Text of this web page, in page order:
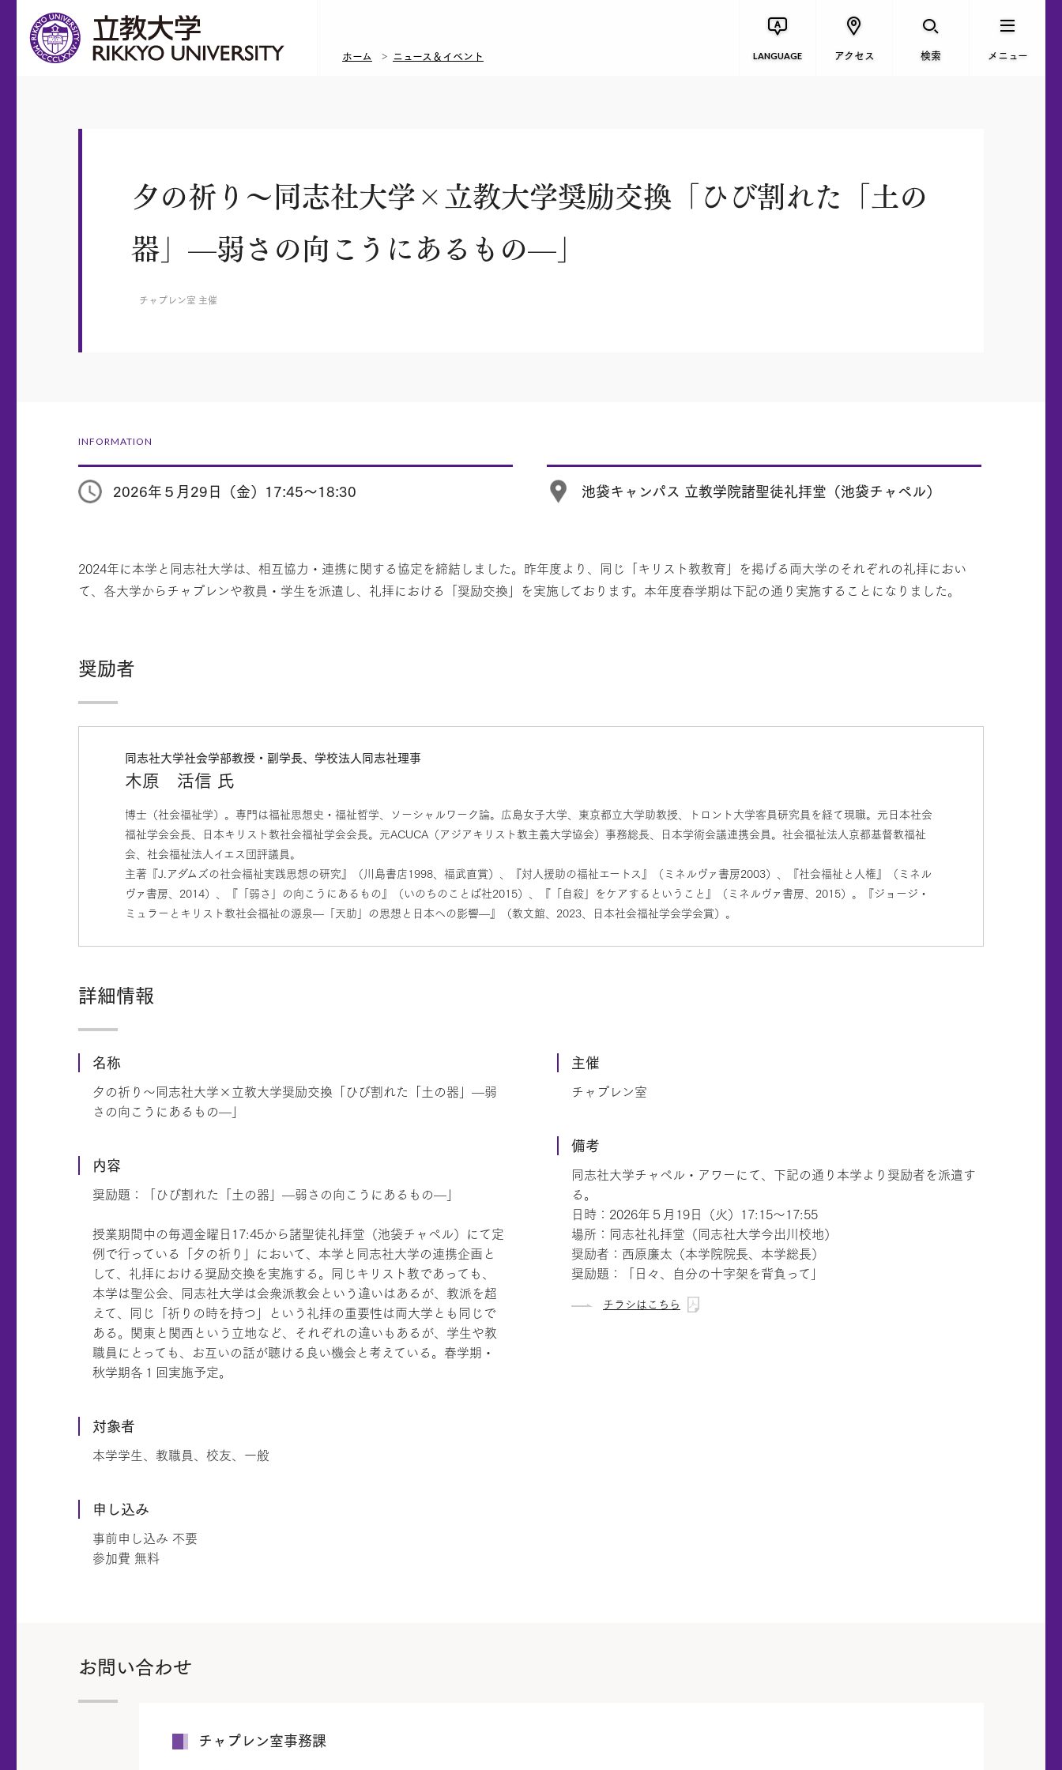
ホーム ニュース＆イベント LANGUAGE アクセス 検索 メニュー
夕の祈り～同志社大学×立教大学奨励交換「ひび割れた「土の
器」—弱さの向こうにあるもの—」
チャプレン室 主催
INFORMATION
2026年５月29日（金）17:45～18:30 池袋キャンパス 立教学院諸聖徒礼拝堂（池袋チャペル）
2024年に本学と同志社大学は、相互協力・連携に関する協定を締結しました。昨年度より、同じ「キリスト教教育」を掲げる両大学のそれぞれの礼拝におい
て、各大学からチャプレンや教員・学生を派遣し、礼拝における「奨励交換」を実施しております。本年度春学期は下記の通り実施することになりました。
奨励者
同志社大学社会学部教授・副学長、学校法人同志社理事
木原 活信 氏
博士（社会福祉学）。専門は福祉思想史・福祉哲学、ソーシャルワーク論。広島女子大学、東京都立大学助教授、トロント大学客員研究員を経て現職。元日本社会
福祉学会会長、日本キリスト教社会福祉学会会長。元ACUCA（アジアキリスト教主義大学協会）事務総長、日本学術会議連携会員。社会福祉法人京都基督教福祉
会、社会福祉法人イエス団評議員。
主著『J.アダムズの社会福祉実践思想の研究』（川島書店1998、福武直賞）、『対人援助の福祉エートス』（ミネルヴァ書房2003）、『社会福祉と人権』（ミネル
ヴァ書房、2014）、『「弱さ」の向こうにあるもの』（いのちのことば社2015）、『「自殺」をケアするということ』（ミネルヴァ書房、2015）。『ジョージ・
ミュラーとキリスト教社会福祉の源泉—「天助」の思想と日本への影響—』（教文館、2023、日本社会福祉学会学会賞）。
詳細情報
名称
夕の祈り～同志社大学×立教大学奨励交換「ひび割れた「土の器」—弱
さの向こうにあるもの—」
内容
奨励題：「ひび割れた「土の器」—弱さの向こうにあるもの—」
授業期間中の毎週金曜日17:45から諸聖徒礼拝堂（池袋チャペル）にて定
例で行っている「夕の祈り」において、本学と同志社大学の連携企画と
して、礼拝における奨励交換を実施する。同じキリスト教であっても、
本学は聖公会、同志社大学は会衆派教会という違いはあるが、教派を超
えて、同じ「祈りの時を持つ」という礼拝の重要性は両大学とも同じで
ある。関東と関西という立地など、それぞれの違いもあるが、学生や教
職員にとっても、お互いの話が聴ける良い機会と考えている。春学期・
秋学期各１回実施予定。
対象者
本学学生、教職員、校友、一般
申し込み
事前申し込み 不要
参加費 無料
主催
チャプレン室
備考
同志社大学チャペル・アワーにて、下記の通り本学より奨励者を派遣す
る。
日時：2026年５月19日（火）17:15～17:55
場所：同志社礼拝堂（同志社大学今出川校地）
奨励者：西原廉太（本学院院長、本学総長）
奨励題：「日々、自分の十字架を背負って」
チラシはこちら
お問い合わせ
チャプレン室事務課